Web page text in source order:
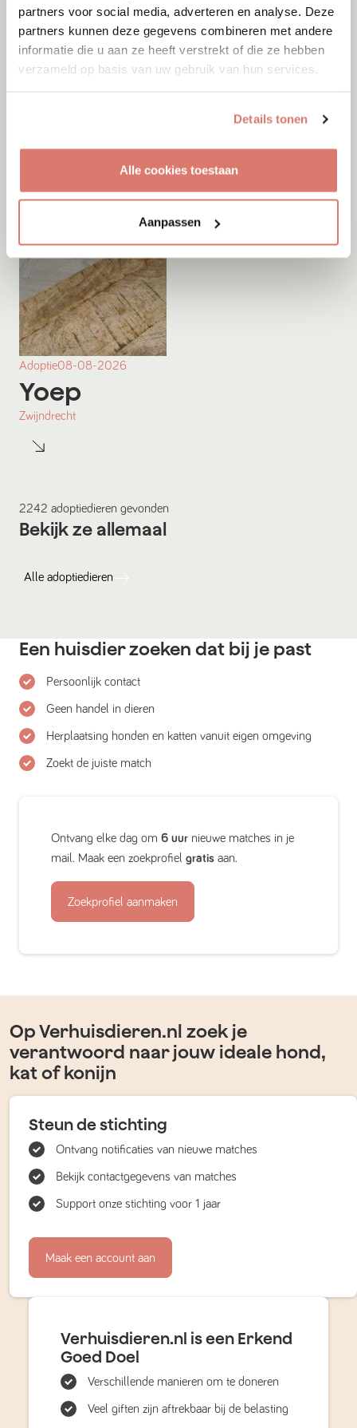
partners voor social media, adverteren en analyse. Deze
partners kunnen deze gegevens combineren met andere
informatie die u aan ze heeft verstrekt of die ze hebben
verzameld op basis van uw gebruik van hun services.
Details tonen
Alle cookies toestaan
Aanpassen
Adoptie08-08-2026
Yoep
Zwijndrecht
2242 adoptiedieren gevonden
Bekijk ze allemaal
Alle adoptiedieren
Een huisdier zoeken dat bij je past
Persoonlijk contact
Geen handel in dieren
Herplaatsing honden en katten vanuit eigen omgeving
Zoekt de juiste match
Ontvang elke dag om 6 uur nieuwe matches in je
mail. Maak een zoekprofiel gratis aan.
Zoekprofiel aanmaken
Op Verhuisdieren.nl zoek je
verantwoord naar jouw ideale hond,
kat of konijn
Steun de stichting
Ontvang notificaties van nieuwe matches
Bekijk contactgegevens van matches
Support onze stichting voor 1 jaar
Maak een account aan
Verhuisdieren.nl is een Erkend
Goed Doel
Verschillende manieren om te doneren
Veel giften zijn aftrekbaar bij de belasting